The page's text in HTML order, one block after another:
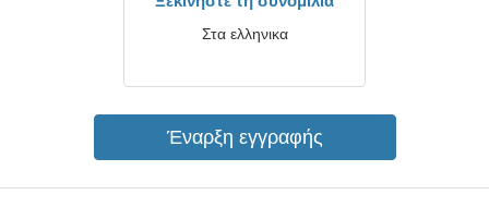
Στα ελληνικα
Έναρξη εγγραφής